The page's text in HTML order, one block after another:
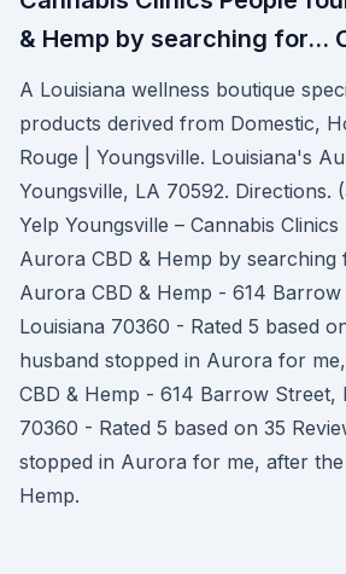
& Hemp by searching for…
A Louisiana wellness boutique
products derived from Domestic,
Rouge | Youngsville. Louisiana's
Youngsville, LA 70592. Directions.
Yelp Youngsville – Cannabis
Aurora CBD & Hemp by searching
Aurora CBD & Hemp - 614
Louisiana 70360 - Rated 5 based
husband stopped in Aurora for
CBD & Hemp - 614 Barrow Street,
70360 - Rated 5 based on 35
stopped in Aurora for me, after
Hemp.